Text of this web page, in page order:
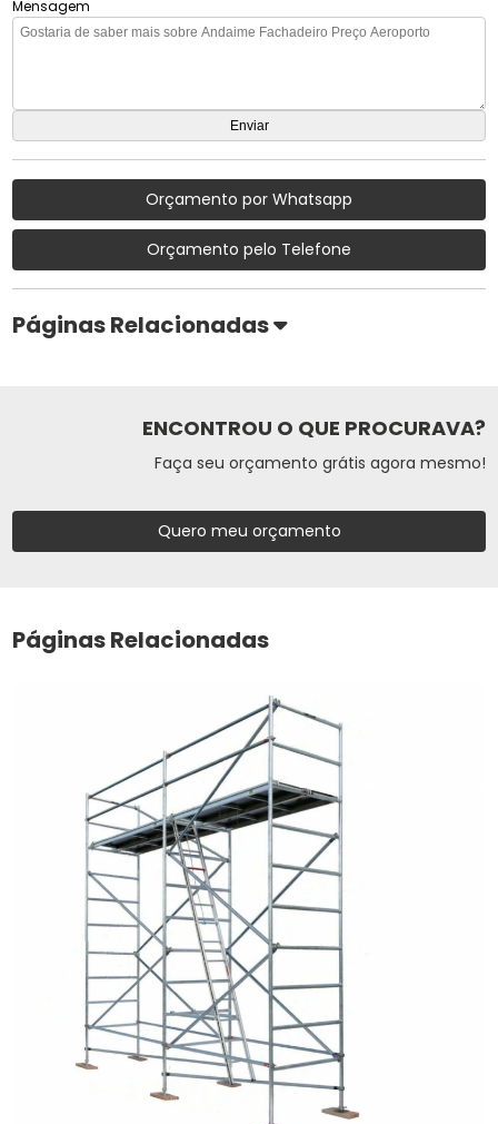
Mensagem
Orçamento por Whatsapp
Orçamento pelo Telefone
Páginas Relacionadas
ENCONTROU O QUE PROCURAVA?
Faça seu orçamento grátis agora mesmo!
Quero meu orçamento
Páginas Relacionadas